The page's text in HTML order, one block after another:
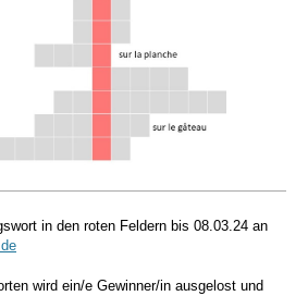
in den roten Feldern bis 08.03.24 an
wird ein/e Gewinner/in ausgelost und